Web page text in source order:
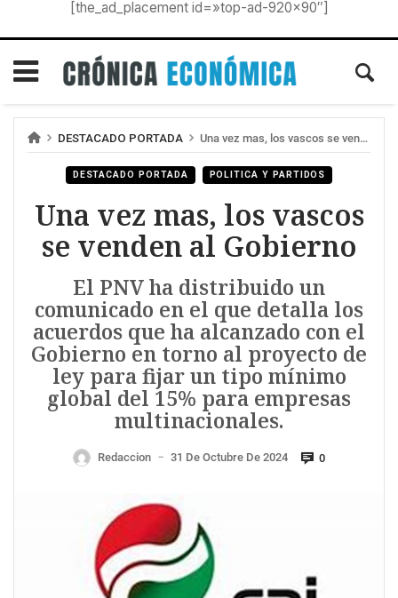
[the_ad_placement id=»top-ad-920×90″]
DESTACADO PORTADA Una vez mas, los vascos se venden al Gobierno
DESTACADO PORTADA POLITICA Y PARTIDOS
Una vez mas, los vascos
se venden al Gobierno
El PNV ha distribuido un
comunicado en el que detalla los
acuerdos que ha alcanzado con el
Gobierno en torno al proyecto de
ley para fijar un tipo mínimo
global del 15% para empresas
multinacionales.
Redaccion — 31 De Octubre De 2024 0